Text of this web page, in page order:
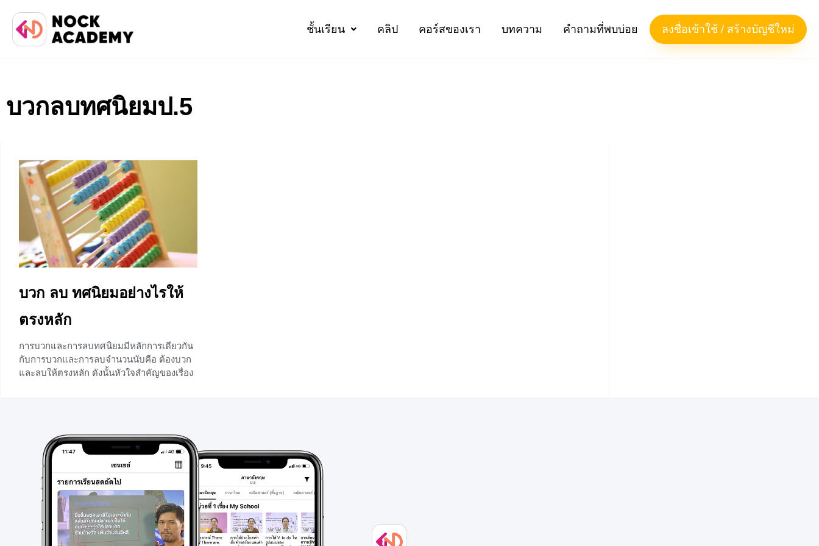
ชั้นเรียน คลิป คอร์สของเรา บทความ คำถามที่พบบ่อย ลงชื่อเข้าใช้ / สร้างบัญชีใหม่
บวกลบทศนิยมป.5
บวก ลบ ทศนิยมอย่างไรให้
ตรงหลัก
การบวกและการลบทศนิยมมีหลักการเดียวกัน
กับการบวกและการลบจำนวนนับคือ ต้องบวก
และลบให้ตรงหลัก ดังนั้นหัวใจสำคัญของเรื่อง
บวกการลบทศนิยมที่ทำให้น้อง ๆเห็นภาพและ
เข้าใจได้อย่างดี